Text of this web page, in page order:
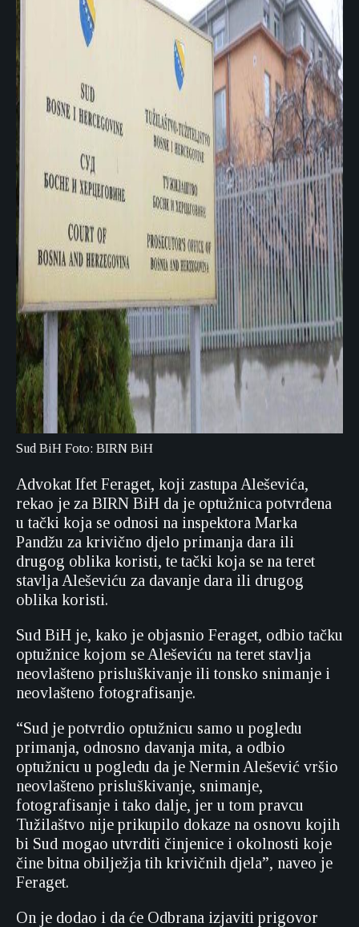
Sud BiH Foto: BIRN BiH
Advokat Ifet Feraget, koji zastupa Aleševića,
rekao je za BIRN BiH da je optužnica potvrđena
u tački koja se odnosi na inspektora Marka
Pandžu za krivično djelo primanja dara ili
drugog oblika koristi, te tački koja se na teret
stavlja Aleševiću za davanje dara ili drugog
oblika koristi.
Sud BiH je, kako je objasnio Feraget, odbio tačku
optužnice kojom se Aleševiću na teret stavlja
neovlašteno prisluškivanje ili tonsko snimanje i
neovlašteno fotografisanje.
“Sud je potvrdio optužnicu samo u pogledu
primanja, odnosno davanja mita, a odbio
optužnicu u pogledu da je Nermin Alešević vršio
neovlašteno prisluškivanje, snimanje,
fotografisanje i tako dalje, jer u tom pravcu
Tužilaštvo nije prikupilo dokaze na osnovu kojih
bi Sud mogao utvrditi činjenice i okolnosti koje
čine bitna obilježja tih krivičnih djela”, naveo je
Feraget.
On je dodao i da će Odbrana izjaviti prigovor